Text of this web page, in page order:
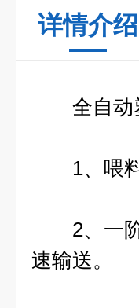
详情介绍
全自动
1、喂料
2、一阶
速输送。